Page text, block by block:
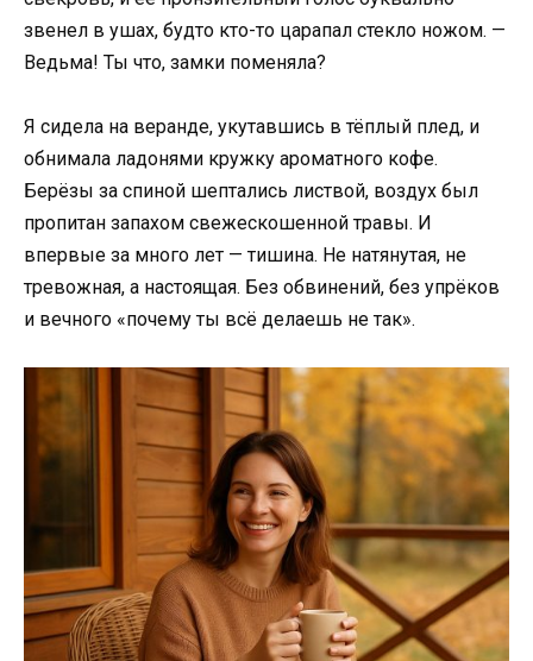
звенел в ушах, будто кто-то царапал стекло ножом. —
Ведьма! Ты что, замки поменяла?
Я сидела на веранде, укутавшись в тёплый плед, и
обнимала ладонями кружку ароматного кофе.
Берёзы за спиной шептались листвой, воздух был
пропитан запахом свежескошенной травы. И
впервые за много лет — тишина. Не натянутая, не
тревожная, а настоящая. Без обвинений, без упрёков
и вечного «почему ты всё делаешь не так».